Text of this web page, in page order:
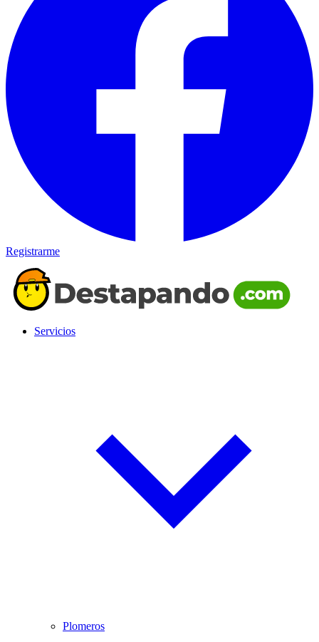
Registrarme
Servicios
Plomeros